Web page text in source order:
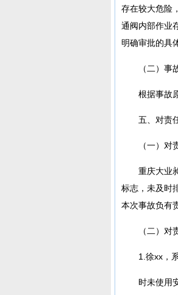
存在较大危险
通阀内部作业
明确审批的具
（二）事
根据事故
五、对责
（一）
重庆大业
标志，未及时
本次事故负有
（二）对
1.徐xx，
时未使用